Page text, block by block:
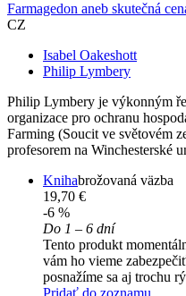
Farmagedon aneb skutečná
CZ
Isabel Oakeshott
Philip Lymbery
Philip Lymbery je výkonným
organizace pro ochranu
Farming (Soucit ve světovém
profesorem na Winchesterské
Knihabrožovaná väzba
19,70 €
-6 %
Do 1 – 6 dní
Tento produkt
vám ho vieme
posnažíme sa aj trochu